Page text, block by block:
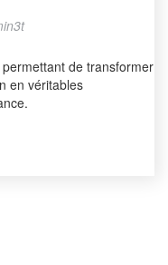
de transformer
en véritables